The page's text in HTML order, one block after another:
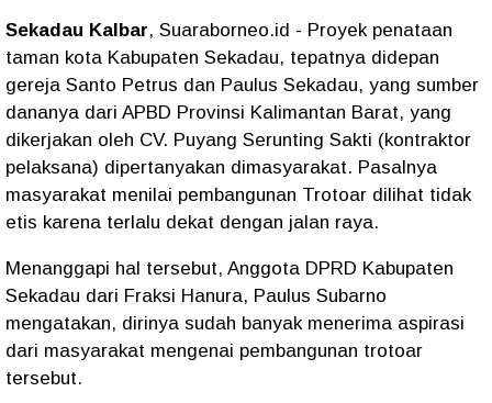
Sekadau Kalbar, Suaraborneo.id - Proyek penataan
taman kota Kabupaten Sekadau, tepatnya didepan
gereja Santo Petrus dan Paulus Sekadau, yang sumber
dananya dari APBD Provinsi Kalimantan Barat, yang
dikerjakan oleh CV. Puyang Serunting Sakti (kontraktor
pelaksana) dipertanyakan dimasyarakat. Pasalnya
masyarakat menilai pembangunan Trotoar dilihat tidak
etis karena terlalu dekat dengan jalan raya.
Menanggapi hal tersebut, Anggota DPRD Kabupaten
Sekadau dari Fraksi Hanura, Paulus Subarno
mengatakan, dirinya sudah banyak menerima aspirasi
dari masyarakat mengenai pembangunan trotoar
tersebut.